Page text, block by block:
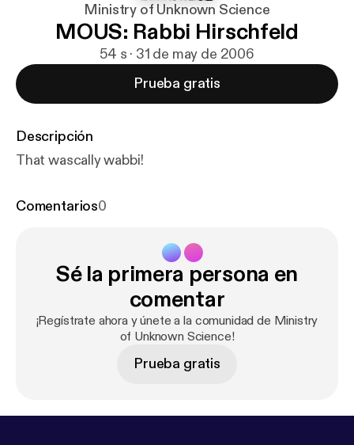
Ministry of Unknown Science
MOUS: Rabbi Hirschfeld
54 s · 31 de may de 2006
Prueba gratis
Descripción
That wascally wabbi!
Comentarios0
Sé la primera persona en
comentar
¡Regístrate ahora y únete a la comunidad de Ministry
of Unknown Science!
Prueba gratis